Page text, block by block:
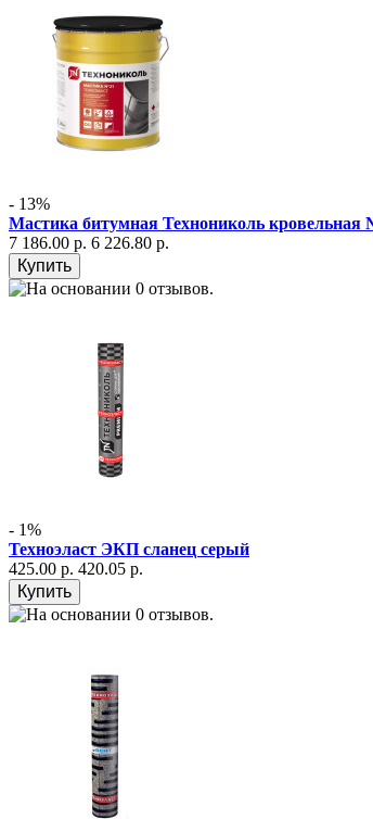
- 13%
Мастика битумная Технониколь кровельная
7 186.00 р. 6 226.80 р.
- 1%
Техноэласт ЭКП сланец серый
425.00 р. 420.05 р.